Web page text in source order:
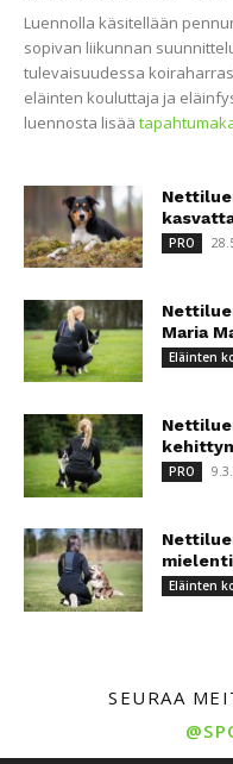
Luennolla käsitellään
sopivan liikunnan
tulevaisuudessa
eläinten kouluttaja ja
luennosta lisää
PRO
Maria
Eläinten
PRO
Eläinten
SEURAA